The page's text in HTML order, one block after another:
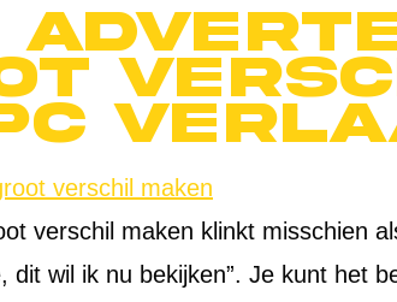
verschil maken klinkt misschien
dit wil ik nu bekijken”. Je kunt het